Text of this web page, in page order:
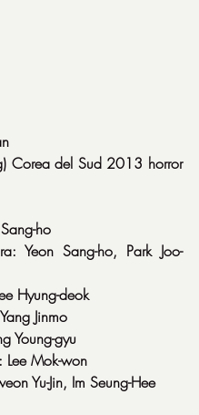
Corea del Sud 2013 horror
ho
Yeon Sang-ho, Park Joo-
Hyung-deok
Jinmo
Young-gyu
Lee Mok-won
Yu-Jin, Im Seung-Hee